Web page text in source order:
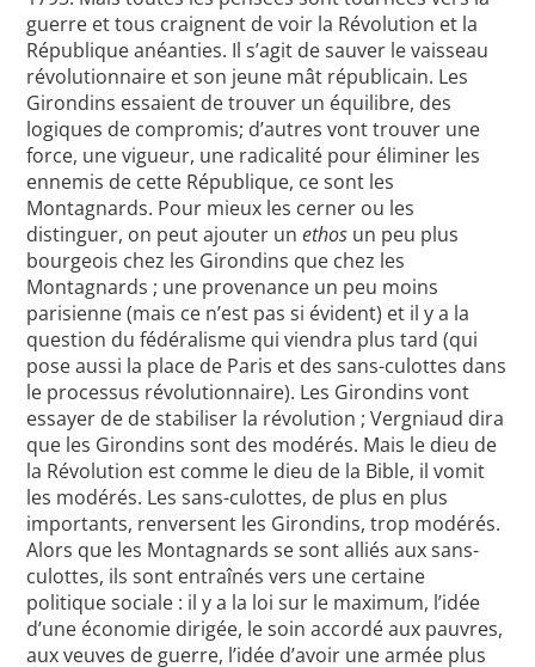
guerre et tous craignent de voir la Révolution et la
République anéanties. Il s’agit de sauver le vaisseau
révolutionnaire et son jeune mât républicain. Les
Girondins essaient de trouver un équilibre, des
logiques de compromis; d’autres vont trouver une
force, une vigueur, une radicalité pour éliminer les
ennemis de cette République, ce sont les
Montagnards. Pour mieux les cerner ou les
distinguer, on peut ajouter unethos un peu plus
bourgeois chez les Girondins que chez les
Montagnards ; une provenance un peu moins
parisienne (mais ce n’est pas si évident) et il y a la
question du fédéralisme qui viendra plus tard (qui
pose aussi la place de Paris et des sans-culottes dans
le processus révolutionnaire). Les Girondins vont
essayer de de stabiliser la révolution ; Vergniaud dira
que les Girondins sont des modérés. Mais le dieu de
la Révolution est comme le dieu de la Bible, il vomit
les modérés. Les sans-culottes, de plus en plus
importants, renversent les Girondins, trop modérés.
Alors que les Montagnards se sont alliés aux sans-
culottes, ils sont entraînés vers une certaine
politique sociale : il y a la loi sur le maximum, l’idée
d’une économie dirigée, le soin accordé aux pauvres,
aux veuves de guerre, l’idée d’avoir une armée plus